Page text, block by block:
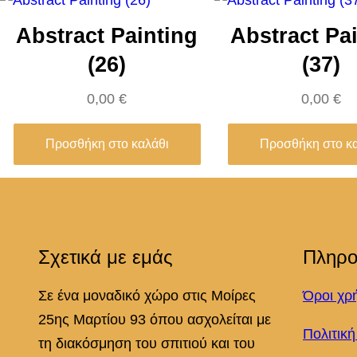
Abstract Painting
(26)
0,00€
Προσθήκη στο καλάθι
Abstract
(37)
0,00€
Προσθήκη στο
Σχετικά με εμάς
Σε ένα μοναδικό χώρο στις Μοίρες
25ης Μαρτίου 93 όπου ασχολείται με
τη διακόσμηση του σπιτιού και του
Όροι